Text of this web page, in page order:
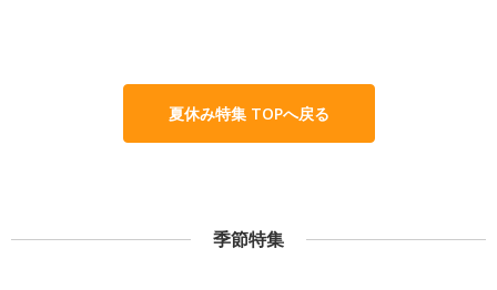
夏休み特集 TOPへ戻る
季節特集